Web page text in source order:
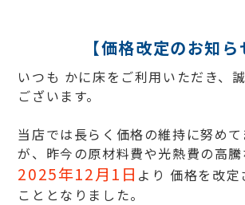
【価格改定のお知ら
いつも かに床をご利用いただき、
ございます。
当店では長らく価格の維持に努め
が、昨今の原材料費や光熱費の高騰
2025年12月1日 より 価格を改定
こととなりました。